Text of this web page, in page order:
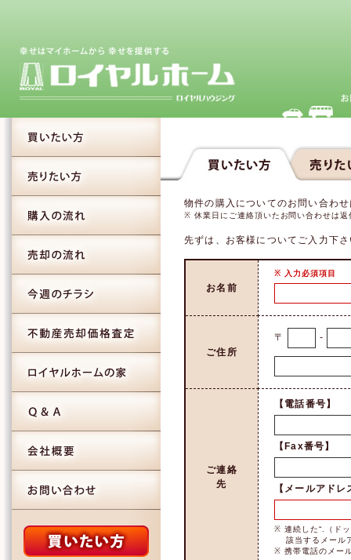
物件の購入についてのお問い合わ
※ 休業日にご連絡頂いたお問い合わせは
先ずは、お客様についてご入力下
お名前
※ 入力必須項目
ご住所
〒 -
ご連絡
先
【電話番号】
【Fax番号】
【メールアドレ
※ 連続した“.（ド
該当するメール
※ 携帯電話のメー